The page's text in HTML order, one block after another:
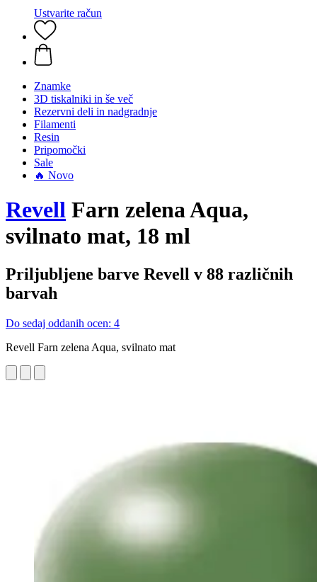
Ustvarite račun
Znamke
3D tiskalniki in še več
Rezervni deli in nadgradnje
Filamenti
Resin
Pripomočki
Sale
🔥 Novo
Revell Farn zelena Aqua,
svilnato mat, 18 ml
Priljubljene barve Revell v 88 različnih
barvah
Do sedaj oddanih ocen: 4
Revell Farn zelena Aqua, svilnato mat